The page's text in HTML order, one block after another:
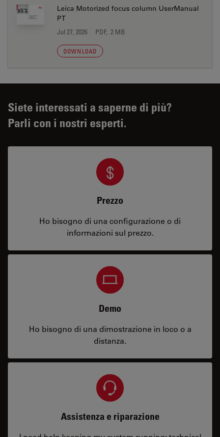
Leica Motorized focus column UserManual
PT
Jul 27, 2026 PDF, 2 MB
DOWNLOAD
Siete interessati a saperne di più?
Parli con i nostri esperti.
Prezzo
Ho bisogno di una configurazione o di
informazioni sul prezzo.
Demo
Ho bisogno di una dimostrazione in loco o a
distanza.
Assistenza e riparazione